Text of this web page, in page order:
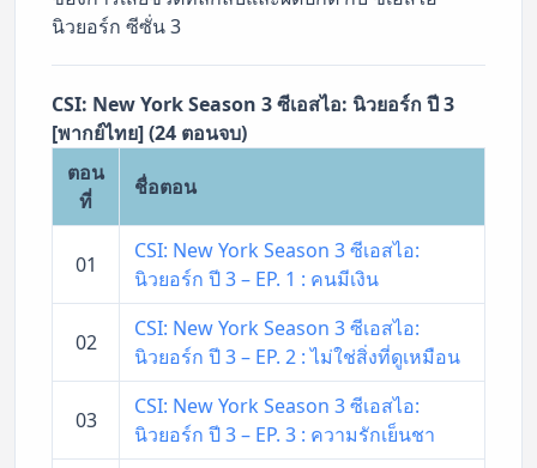
นิวยอร์ก ซีซั่น 3
CSI: New York Season 3 ซีเอสไอ: นิวยอร์ก ปี 3
[พากย์ไทย] (24 ตอนจบ)
ตอน
ที่
ชื่อตอน
01
CSI: New York Season 3 ซีเอสไอ:
นิวยอร์ก ปี 3 – EP. 1 : คนมีเงิน
02
CSI: New York Season 3 ซีเอสไอ:
นิวยอร์ก ปี 3 – EP. 2 : ไม่ใช่สิ่งที่ดูเหมือน
03
CSI: New York Season 3 ซีเอสไอ:
นิวยอร์ก ปี 3 – EP. 3 : ความรักเย็นชา